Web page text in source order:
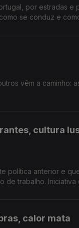
por estradas e
se conduz e
vêm a caminho:
cultura
política anterior e
de trabalho. Iniciativa
calor mata